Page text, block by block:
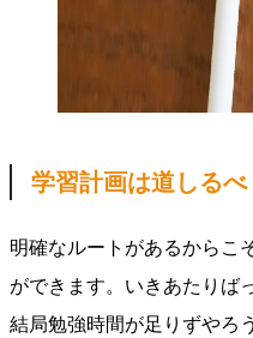
学習計画は道しるべ
明確なルートがあるからこ
ができます。いきあたりば
結局勉強時間が足りずやろ